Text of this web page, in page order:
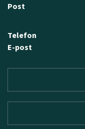
Post
Telefon
E-post